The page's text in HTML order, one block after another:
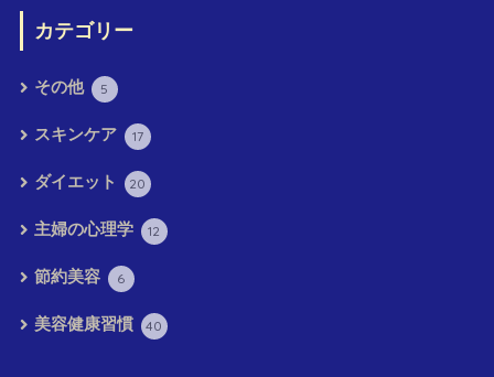
カテゴリー
その他 5
スキンケア 17
ダイエット 20
主婦の心理学 12
節約美容 6
美容健康習慣 40